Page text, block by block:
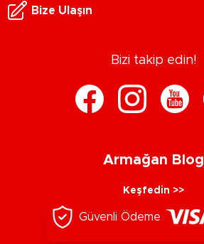
Bize Ulaşın
Bizi takip edin!
Armağan Blog
Keşfedin >>
Güvenli Ödeme